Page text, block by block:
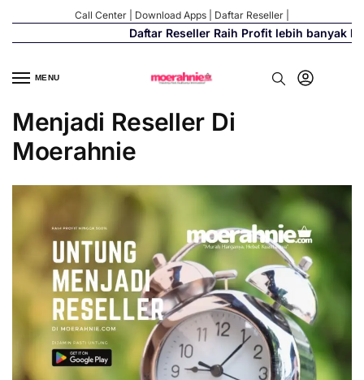
Call Center Download Apps Daftar Reseller
Daftar Reseller Raih Profit lebih banyak
MENU
Menjadi Reseller Di
Moerahnie